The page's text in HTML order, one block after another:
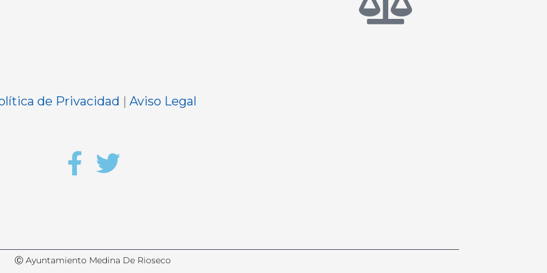
de Privacidad | Aviso Legal
Ⓒ Ayuntamiento Medina De Rioseco